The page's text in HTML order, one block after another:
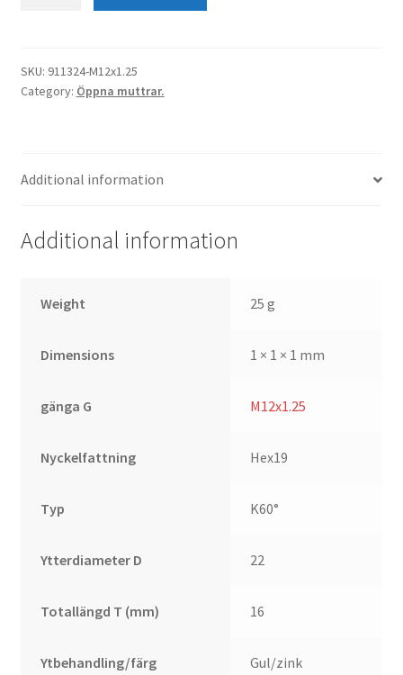
quantity
SKU: 911324-M12x1.25
Category: Öppna muttrar.
Additional information
Additional information
Weight 25 g
Dimensions 1 × 1 × 1 mm
gänga G M12x1.25
Nyckelfattning Hex19
Typ K60°
Ytterdiameter D 22
Totallängd T (mm) 16
Ytbehandling/färg Gul/zink